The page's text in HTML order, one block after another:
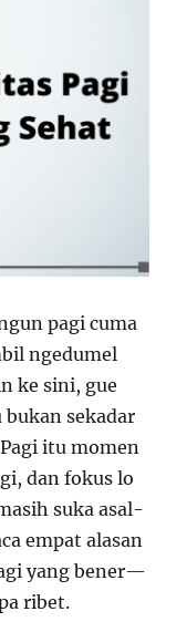
pagi cuma
ngedumel
ke sini, gue
sekadar
itu momen
dan fokus lo
suka asal-
empat alasan
yang bener—
ribet.